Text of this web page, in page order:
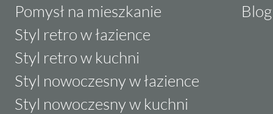
Pomysł na mieszkanie
Styl retro w łazience
Styl retro w kuchni
Styl nowoczesny w łazience
Styl nowoczesny w kuchni
Blog